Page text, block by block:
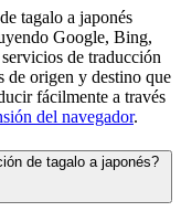
tagalo a japonés
Google, Bing,
de traducción
de origen y destino que
fácilmente a través
del navegador.
de tagalo a japonés?